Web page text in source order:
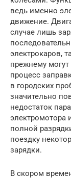
ведь именно
движение.
случае лишь
электрокаров,
прежнему
процесс
в городских
значительно
недостаток
электромотора
полной
поездку
зарядки.
В скором